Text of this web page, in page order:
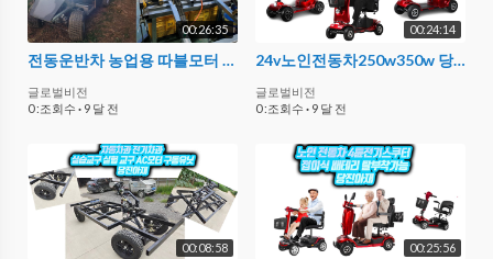
00:26:35
전동운반차 농업용 따블모터 전동운반차 제작 만들기 부속 부품 전동차카트 제작 만들기 교구 실습 교재 부속 실험 농사 제작 만들기 학교
글로벌비전
0 :조회수 · 9 달 전
00:24:14
24v노인전동차250w350w 당진아재
글로벌비전
0 :조회수 · 9 달 전
00:08:58 00:25:56